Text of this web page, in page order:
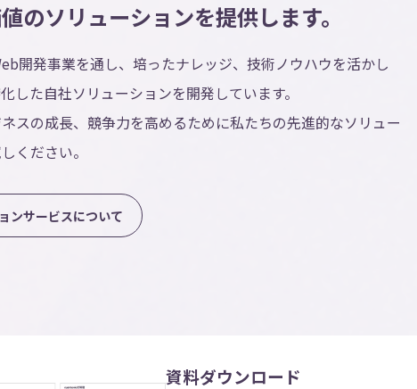
のソリューションを提供します。
開発事業を通し、培ったナレッジ、技術ノウハウを活かし
した自社ソリューションを開発しています。
スの成長、競争力を高めるために私たちの先進的なソリュー
ください。
ョ ンサービスについて
資料ダウンロード